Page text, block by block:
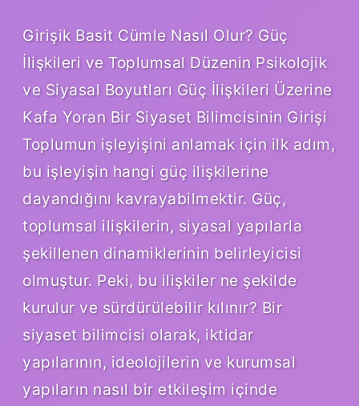
Girişik Basit Cümle Nasıl Olur? Güç
İlişkileri ve Toplumsal Düzenin Psikolojik
ve Siyasal Boyutları Güç İlişkileri Üzerine
Kafa Yoran Bir Siyaset Bilimcisinin Girişi
Toplumun işleyişini anlamak için ilk adım,
bu işleyişin hangi güç ilişkilerine
dayandığını kavrayabilmektir. Güç,
toplumsal ilişkilerin, siyasal yapılarla
şekillenen dinamiklerinin belirleyicisi
olmuştur. Peki, bu ilişkiler ne şekilde
kurulur ve sürdürülebilir kılınır? Bir
siyaset bilimcisi olarak, iktidar
yapılarının, ideolojilerin ve kurumsal
yapıların nasıl bir etkileşim içinde